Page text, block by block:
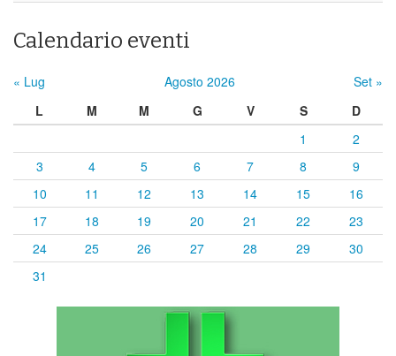
Calendario eventi
« Lug Agosto 2026
Set »
L
M M G V S
D
1
2
3
4 5 6 7 8
9
10
11 12 13 14 15
16
17
18 19 20 21 22
23
24
25 26 27 28 29
30
31